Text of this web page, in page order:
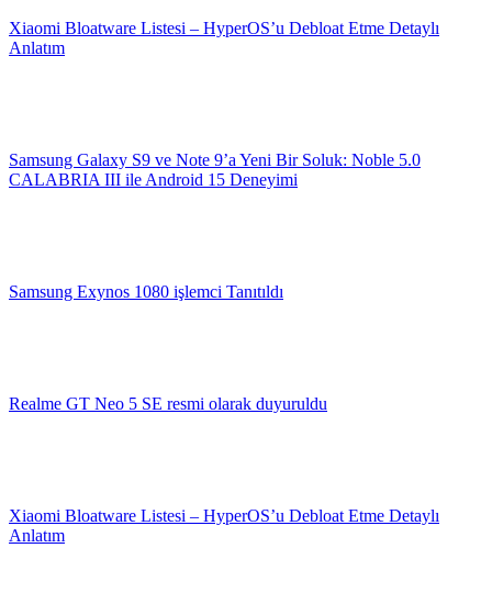
Xiaomi Bloatware Listesi – HyperOS’u Debloat Etme Detaylı
Anlatım
Samsung Galaxy S9 ve Note 9’a Yeni Bir Soluk: Noble 5.0
CALABRIA III ile Android 15 Deneyimi
Samsung Exynos 1080 işlemci Tanıtıldı
Realme GT Neo 5 SE resmi olarak duyuruldu
Xiaomi Bloatware Listesi – HyperOS’u Debloat Etme Detaylı
Anlatım